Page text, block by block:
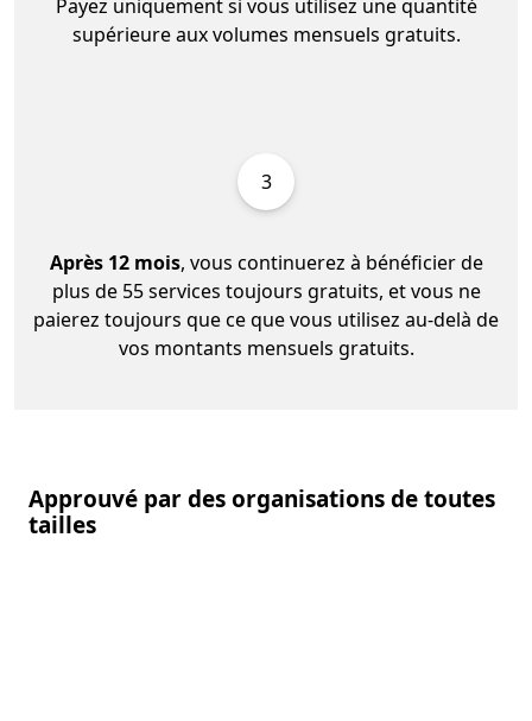
Payez uniquement si vous utilisez une quantité
supérieure aux volumes mensuels gratuits.
3
Après 12 mois, vous continuerez à bénéficier de
plus de 55 services toujours gratuits, et vous ne
paierez toujours que ce que vous utilisez au-delà de
vos montants mensuels gratuits.
Approuvé par des organisations de toutes
tailles